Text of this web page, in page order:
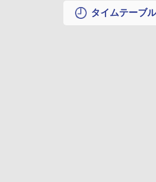
タイムテーブ